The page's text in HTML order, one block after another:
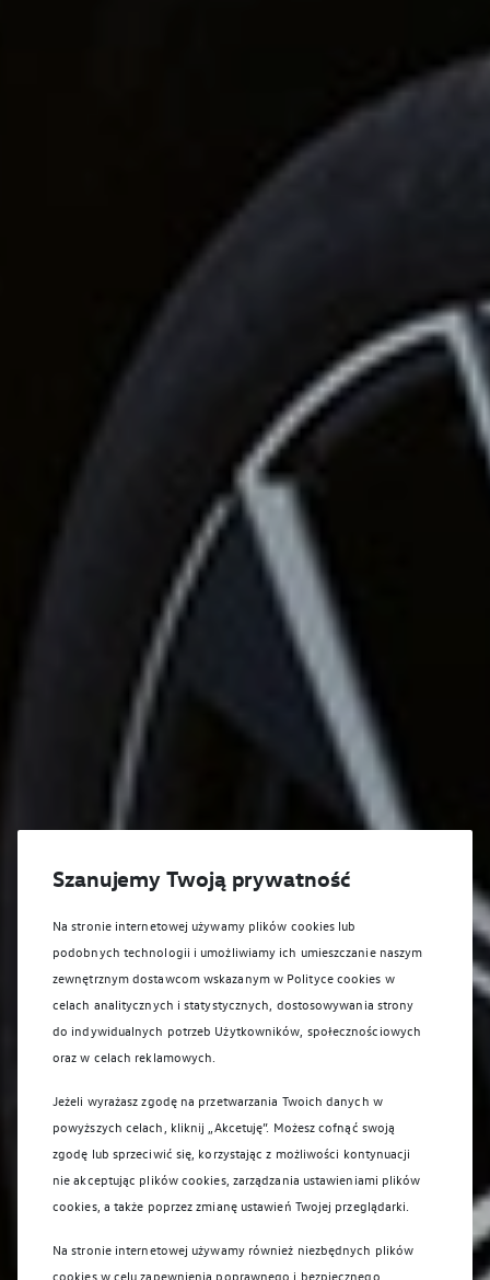
Szanujemy Twoją prywatność
Na stronie internetowej używamy plików cookies lub
podobnych technologii i umożliwiamy ich umieszczanie naszym
zewnętrznym dostawcom wskazanym w Polityce cookies w
celach analitycznych i statystycznych, dostosowywania strony
do indywidualnych potrzeb Użytkowników, społecznościowych
oraz w celach reklamowych.
Jeżeli wyrażasz zgodę na przetwarzania Twoich danych w
powyższych celach, kliknij „Akcetuję”. Możesz cofnąć swoją
zgodę lub sprzeciwić się, korzystając z możliwości kontynuacji
nie akceptując plików cookies, zarządzania ustawieniami plików
cookies, a także poprzez zmianę ustawień Twojej przeglądarki.
Na stronie internetowej używamy również niezbędnych plików
cookies w celu zapewnienia poprawnego i bezpiecznego